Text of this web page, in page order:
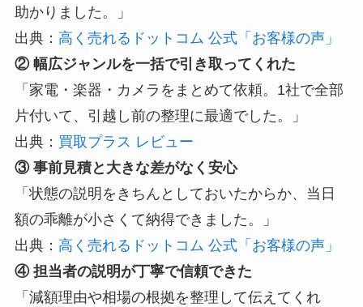
助かりました。」
出典： 高く売れるドットコム 公式「お客様の声」
② 幅広ジャンルを一括で引き取ってくれた
「家電・楽器・カメラをまとめて依頼。1社で全部
片付いて、引越し前の整理に最適でした。」
出典： 買取プラス レビュー
③ 事前見積と大きな差がなく安心
「状態の説明をきちんとしておいたからか、当日
額の乖離が小さくて納得できました。」
出典： 高く売れるドットコム 公式「お客様の声」
④ 担当者の説明が丁寧で信頼できた
「減額理由や相場の根拠を整理して伝えてくれ